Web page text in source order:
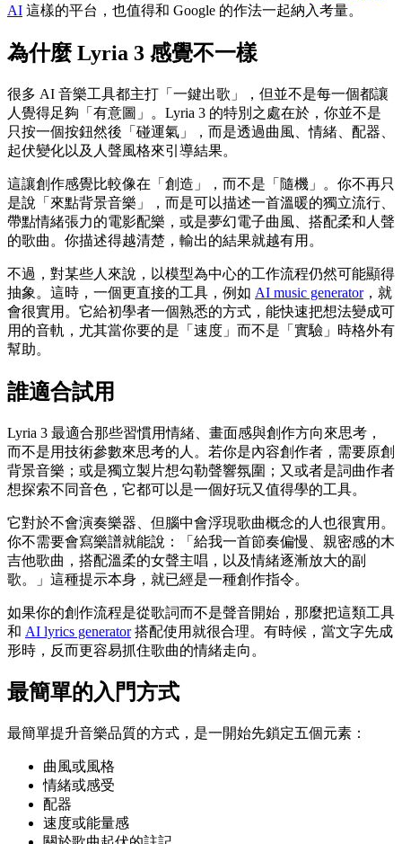
AI 這樣的平台，也值得和 Google 的作法一起納入考量。
為什麼 Lyria 3 感覺不一樣
很多 AI 音樂工具都主打「一鍵出歌」，但並不是每一個都讓
人覺得足夠「有意圖」。Lyria 3 的特別之處在於，你並不是
只按一個按鈕然後「碰運氣」，而是透過曲風、情緒、配器、
起伏變化以及人聲風格來引導結果。
這讓創作感覺比較像在「創造」，而不是「隨機」。你不再只
是說「來點背景音樂」，而是可以描述一首溫暖的獨立流行、
帶點情緒張力的電影配樂，或是夢幻電子曲風、搭配柔和人聲
的歌曲。你描述得越清楚，輸出的結果就越有用。
不過，對某些人來說，以模型為中心的工作流程仍然可能顯得
抽象。這時，一個更直接的工具，例如 AI music generator，就
會很實用。它給初學者一個熟悉的方式，能快速把想法變成可
用的音軌，尤其當你要的是「速度」而不是「實驗」時格外有
幫助。
誰適合試用
Lyria 3 最適合那些習慣用情緒、畫面感與創作方向來思考，
而不是用技術參數來思考的人。若你是內容創作者，需要原創
背景音樂；或是獨立製片想勾勒聲響氛圍；又或者是詞曲作者
想探索不同音色，它都可以是一個好玩又值得學的工具。
它對於不會演奏樂器、但腦中會浮現歌曲概念的人也很實用。
你不需要會寫樂譜就能說：「給我一首節奏偏慢、親密感的木
吉他歌曲，搭配溫柔的女聲主唱，以及情緒逐漸放大的副
歌。」這種提示本身，就已經是一種創作指令。
如果你的創作流程是從歌詞而不是聲音開始，那麼把這類工具
和 AI lyrics generator搭配使用就很合理。有時候，當文字先成
形時，反而更容易抓住歌曲的情緒走向。
最簡單的入門方式
最簡單提升音樂品質的方式，是一開始先鎖定五個元素：
曲風或風格
情緒或感受
配器
速度或能量感